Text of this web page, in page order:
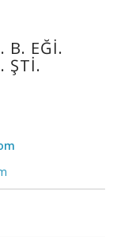
B. EĞİ.
ŞTİ.